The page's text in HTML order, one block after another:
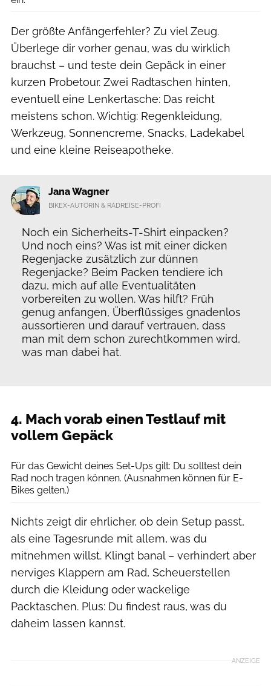
Der größte Anfängerfehler? Zu viel Zeug.
Überlege dir vorher genau, was du wirklich
brauchst – und teste dein Gepäck in einer
kurzen Probetour. Zwei Radtaschen hinten,
eventuell eine Lenkertasche: Das reicht
meistens schon. Wichtig: Regenkleidung,
Werkzeug, Sonnencreme, Snacks, Ladekabel
und eine kleine Reiseapotheke.
Jana Wagner
BIKEX-AUTORIN & RADREISE-PROFI
Noch ein Sicherheits-T-Shirt einpacken?
Und noch eins? Was ist mit einer dicken
Regenjacke zusätzlich zur dünnen
Regenjacke? Beim Packen tendiere ich
dazu, mich auf alle Eventualitäten
vorbereiten zu wollen. Was hilft? Früh
genug anfangen, Überflüssiges gnadenlos
aussortieren und darauf vertrauen, dass
man mit dem schon zurechtkommen wird,
was man dabei hat.
4. Mach vorab einen Testlauf mit
vollem Gepäck
Für das Gewicht deines Set-Ups gilt: Du solltest dein
Rad noch tragen können. (Ausnahmen können für E-
Bikes gelten.)
Nichts zeigt dir ehrlicher, ob dein Setup passt,
als eine Tagesrunde mit allem, was du
mitnehmen willst. Klingt banal – verhindert aber
nerviges Klappern am Rad, Scheuerstellen
durch die Kleidung oder wackelige
Packtaschen. Plus: Du findest raus, was du
daheim lassen kannst.
ANZEIGE